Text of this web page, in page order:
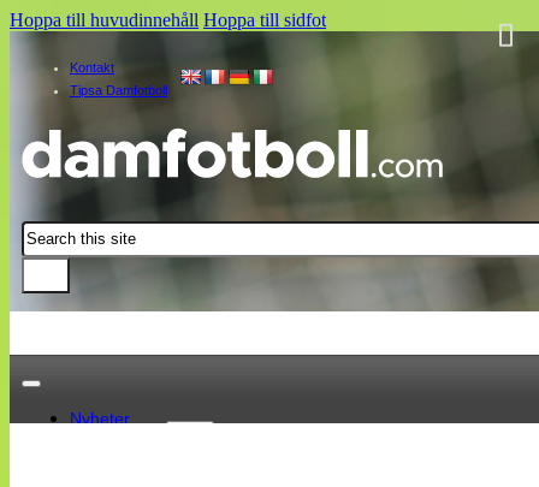
Hoppa till huvudinnehåll Hoppa till sidfot
Kontakt
Tipsa Damfotboll
Sök
Nyheter